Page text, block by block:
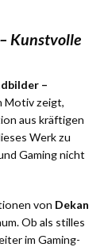
Kunstvolle
–
Motiv zeigt,
aus kräftigen
Werk zu
Gaming nicht
von Dekan
Ob als stilles
im Gaming-